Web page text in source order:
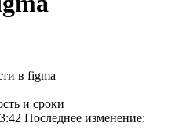
в figma
и сроки
Последнее изменение: